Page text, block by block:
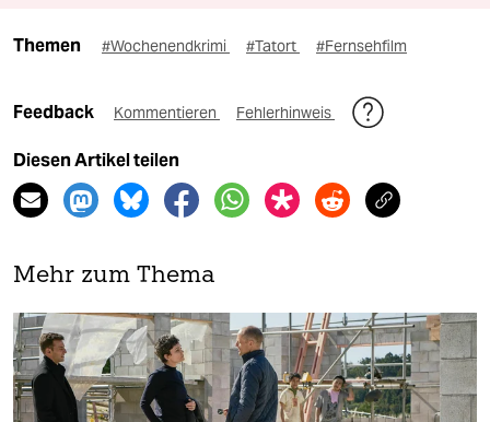
Themen #Wochenendkrimi #Tatort #Fernsehfilm
Feedback Kommentieren Fehlerhinweis
Diesen Artikel teilen
Mehr zum Thema